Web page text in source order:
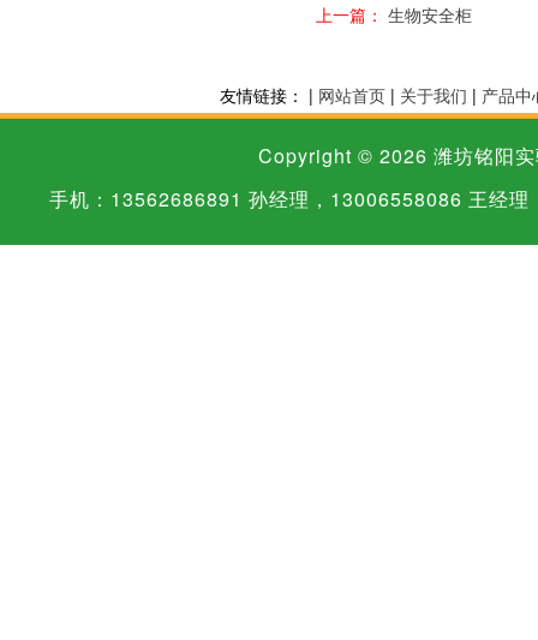
上一篇： 生物安全柜
友情链接： | 网站首页 | 关于我们 | 产品中
Copyright © 2026 潍坊铭阳
手机：13562686891 孙经理，13006558086 王经